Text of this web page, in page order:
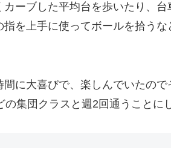
ーブした平均台を歩いたり、
を上手に使ってボールを拾う
に大喜びで、楽しんでいたの
集団クラスと週2回通うことに